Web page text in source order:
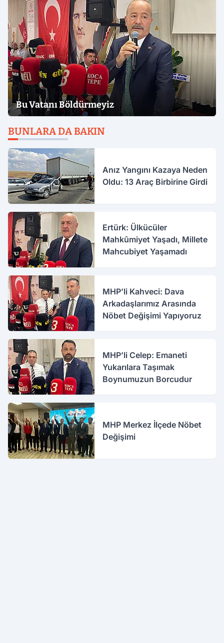
Bu Vatanı Böldürmeyiz
BUNLARA DA BAKIN
Anız Yangını Kazaya Neden
Oldu: 13 Araç Birbirine Girdi
Ertürk: Ülkücüler
Mahkûmiyet Yaşadı, Millete
Mahcubiyet Yaşamadı
MHP’li Kahveci: Dava
Arkadaşlarımız Arasında
Nöbet Değişimi Yapıyoruz
MHP’li Celep: Emaneti
Yukarılara Taşımak
Boynumuzun Borcudur
MHP Merkez İlçede Nöbet
Değişimi